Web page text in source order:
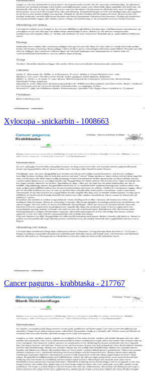
Xylocopa - snickarbin - 1008663
Cancer pagurus - krabbtaska - 217767